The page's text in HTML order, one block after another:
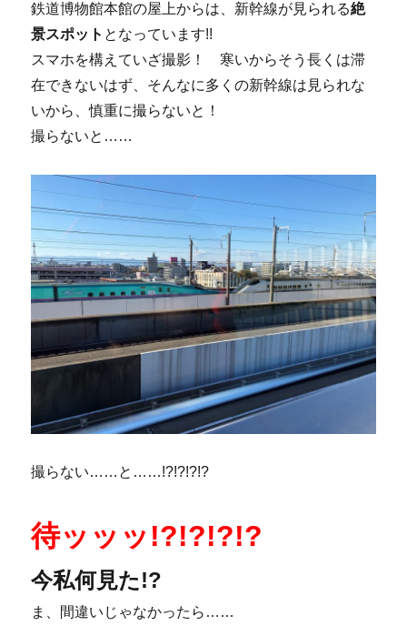
鉄道博物館本館の屋上からは、新幹線が見られる絶
景スポット となっています!!
スマホを構えていざ撮影！ 寒いからそう長くは滞
在できないはず、そんなに多くの新幹線は見られな
いから、慎重に撮らないと！
撮らないと……
撮らない……と……!?!?!?!?
待ッッッ!?!?!?!?
今私何見た!?
ま、間違いじゃなかったら……